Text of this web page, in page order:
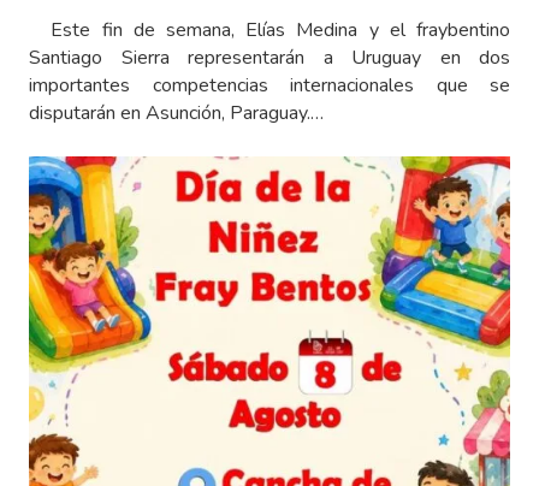
Este fin de semana, Elías Medina y el fraybentino
Santiago Sierra representarán a Uruguay en dos
importantes competencias internacionales que se
disputarán en Asunción, Paraguay.…